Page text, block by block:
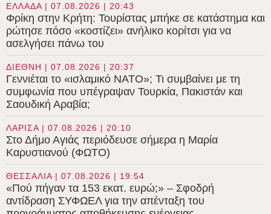
ΕΛΛΑΔΑ | 07.08.2026 | 20:43
Φρίκη στην Κρήτη: Τουρίστας μπήκε σε κατάστημα και
ρώτησε πόσο «κοστίζει» ανήλικο κορίτσι για να
ασελγήσει πάνω του
ΔΙΕΘΝΗ | 07.08.2026 | 20:37
Γεννιέται το «ισλαμικό ΝΑΤΟ»; Τι συμβαίνει με τη
συμφωνία που υπέγραψαν Τουρκία, Πακιστάν και
Σαουδική Αραβία;
ΛΑΡΙΣΑ | 07.08.2026 | 20:10
Στο Δήμο Αγιάς περιόδευσε σήμερα η Μαρία
Καρυστιανού (ΦΩΤΟ)
ΘΕΣΣΑΛΙΑ | 07.08.2026 | 19:54
«Πού πήγαν τα 153 εκατ. ευρώ;» – Σφοδρή
αντίδραση ΣΥΦΩΕΛ για την απένταξη του